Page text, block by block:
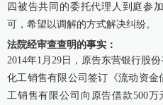
四被告共同的委托代理人到庭参
可，希望以调解的方式解决纠纷。
法院经审查查明的事实：
2014年1月29日，原告东营银行股
化工销售有限公司签订《流动资
工销售有限公司向原告借款500万